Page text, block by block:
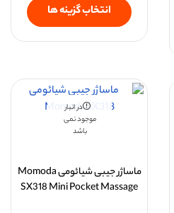
انتخاب گزینه ها
در انبار
موجود نمی
باشد
ماساژر جیبی شیائومی Momoda
SX318 Mini Pocket Massage